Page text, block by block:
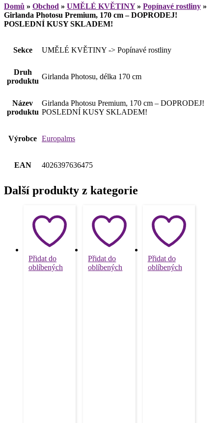
Domů » Obchod » UMĚLÉ KVĚTINY» Popínavé rostliny »
Girlanda Photosu Premium, 170 cm – DOPRODEJ!
POSLEDNÍ KUSY SKLADEM!
Sekce UMĚLÉ KVĚTINY -> Popínavé rostliny
Druh
produktu
Girlanda Photosu, délka 170 cm
Název
produktu
Girlanda Photosu Premium, 170 cm – DOPRODEJ!
POSLEDNÍ KUSY SKLADEM!
Výrobce Europalms
EAN 4026397636475
Další produkty z kategorie
Přidat do
oblíbených
Přidat do
oblíbených
Přidat do
oblíbených